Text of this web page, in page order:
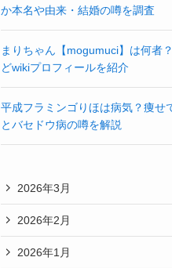
か本名や由来・結婚の噂を調査
まりちゃん【mogumuci】は何者
どwikiプロフィールを紹介
平成フラミンゴりほは病気？痩せ
とバセドウ病の噂を解説
2026年3月
2026年2月
2026年1月